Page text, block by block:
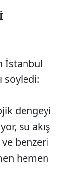
İstanbul
söyledi:
dengeyi
su akış
benzeri
hemen